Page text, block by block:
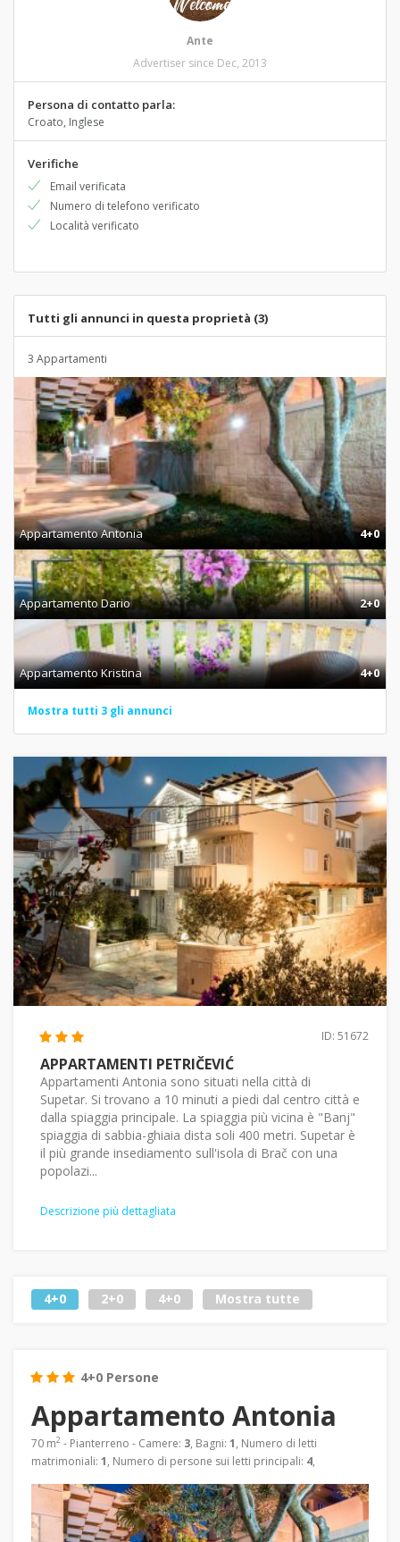
Ante
Advertiser since Dec, 2013
Persona di contatto parla:
Croato, Inglese
Verifiche
Email verificata
Numero di telefono verificato
Località verificato
Tutti gli annunci in questa proprietà (3)
3 Appartamenti
Appartamento Antonia 4+0
Appartamento Dario 2+0
Appartamento Kristina 4+0
Mostra tutti 3 gli annunci
ID: 51672
APPARTAMENTI PETRIČEVIĆ
Appartamenti Antonia sono situati nella città di
Supetar. Si trovano a 10 minuti a piedi dal centro città e
dalla spiaggia principale. La spiaggia più vicina è "Banj"
spiaggia di sabbia-ghiaia dista soli 400 metri. Supetar è
il più grande insediamento sull'isola di Brač con una
popolazi...
Descrizione più dettagliata
4+0 2+0 4+0 Mostra tutte
4+0 Persone
Appartamento Antonia
70 m2 - Pianterreno - Camere: 3, Bagni: 1, Numero di letti
matrimoniali: 1, Numero di persone sui letti principali: 4,